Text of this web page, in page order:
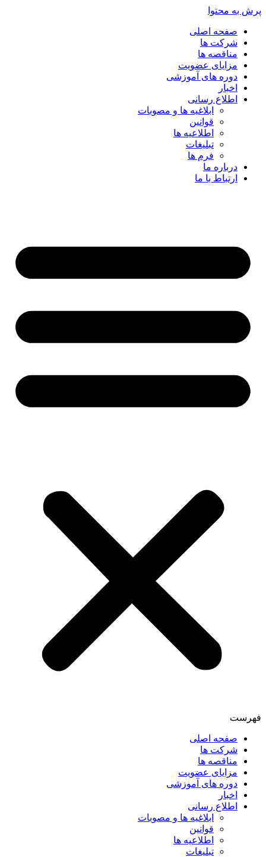
پرش به محتوا
صفحه اصلی
شرکت ها
مناقصه ها
مزایای عضویت
دوره های آموزشی
اخبار
اطلاع رسانی
ابلاغیه ها و مصوبات
قوانین
اطلاعیه ها
تبلیغات
فرم ها
درباره ما
ارتباط با ما
فهرست
صفحه اصلی
شرکت ها
مناقصه ها
مزایای عضویت
دوره های آموزشی
اخبار
اطلاع رسانی
ابلاغیه ها و مصوبات
قوانین
اطلاعیه ها
تبلیغات